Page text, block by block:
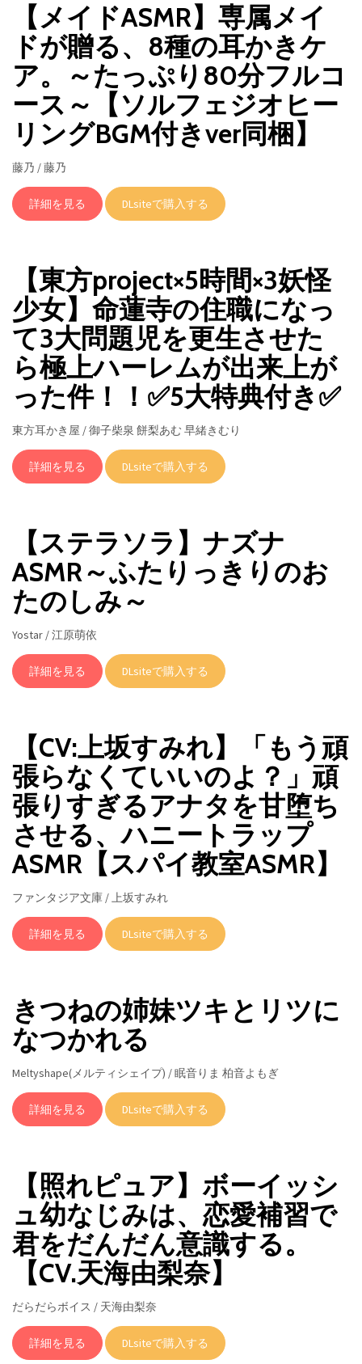
【メイドASMR】専属メイ
ドが贈る、8種の耳かきケ
ア。～たっぷり80分フルコ
ース～【ソルフェジオヒー
リングBGM付きver同梱】
藤乃 / 藤乃
詳細を見る DLsiteで購入する
【東方project×5時間×3妖怪
少女】命蓮寺の住職になっ
て3大問題児を更生させた
ら極上ハーレムが出来上が
った件！！✅5大特典付き✅
東方耳かき屋 / 御子柴泉 餅梨あむ 早緒きむり
詳細を見る DLsiteで購入する
【ステラソラ】ナズナ
ASMR～ふたりっきりのお
たのしみ～
Yostar / 江原萌依
詳細を見る DLsiteで購入する
【CV:上坂すみれ】「もう頑
張らなくていいのよ？」頑
張りすぎるアナタを甘堕ち
させる、ハニートラップ
ASMR【スパイ教室ASMR】
ファンタジア文庫 / 上坂すみれ
詳細を見る DLsiteで購入する
きつねの姉妹ツキとリツに
なつかれる
Meltyshape(メルティシェイプ) / 眠音りま 柏音よもぎ
詳細を見る DLsiteで購入する
【照れピュア】ボーイッシ
ュ幼なじみは、恋愛補習で
君をだんだん意識する。
【CV.天海由梨奈】
だらだらボイス / 天海由梨奈
詳細を見る DLsiteで購入する